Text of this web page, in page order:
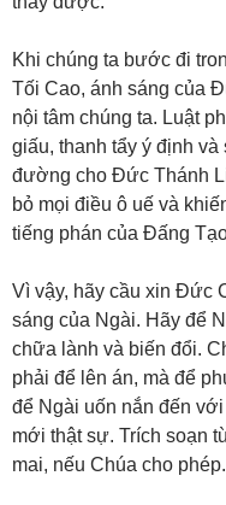
Khi chúng ta bước đi
Tối Cao, ánh sáng của
nội tâm chúng ta. Luật
giấu, thanh tẩy ý định
đường cho Đức Thánh
bỏ mọi điều ô uế và
tiếng phán của Đấng
Vì vậy, hãy cầu xin Đức
sáng của Ngài. Hãy để
chữa lành và biến đổi.
phải để lên án, mà để
để Ngài uốn nắn đến
mới thật sự. Trích soạn
mai, nếu Chúa cho phép.